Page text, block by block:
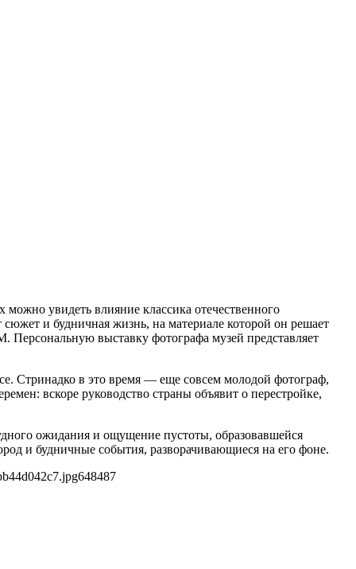
увидеть влияние классика отечественного
и будничная жизнь, на материале которой он решает
выставку фотографа музей представляет
Стринадко в это время — еще совсем молодой фотограф,
вскоре руководство страны объявит о перестройке,
ожидания и ощущение пустоты, образовавшейся
и будничные события, разворачивающиеся на его фоне.
648487